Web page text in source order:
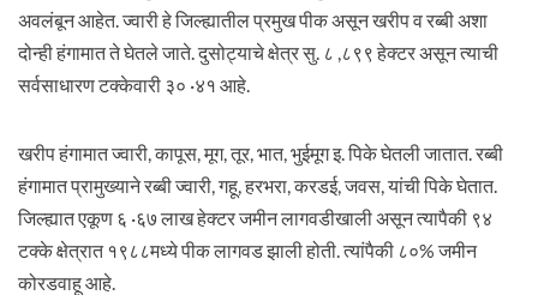
अवलंबून आहेत. ज्वारी हे जिल्ह्यातील प्रमुख पीक असून खरीप व रब्बी अशा
दोन्ही हंगामात ते घेतले जाते. दुसोट्याचे क्षेत्र सु. ८ ,८९९ हेक्टर असून त्याची
सर्वसाधारण टक्केवारी ३० ·४१ आहे.
खरीप हंगामात ज्वारी, कापूस, मूग, तूर, भात, भुईमूग इ. पिके घेतली जातात. रब्बी
हंगामात प्रामुख्याने रब्बी ज्वारी, गहू, हरभरा, करडई, जवस, यांची पिके घेतात.
जिल्ह्यात एकूण ६ ·६७ लाख हेक्टर जमीन लागवडीखाली असून त्यापैकी ९४
टक्के क्षेत्रात १९८८मध्ये पीक लागवड झाली होती. त्यांपैकी ८०% जमीन
कोरडवाहू आहे.